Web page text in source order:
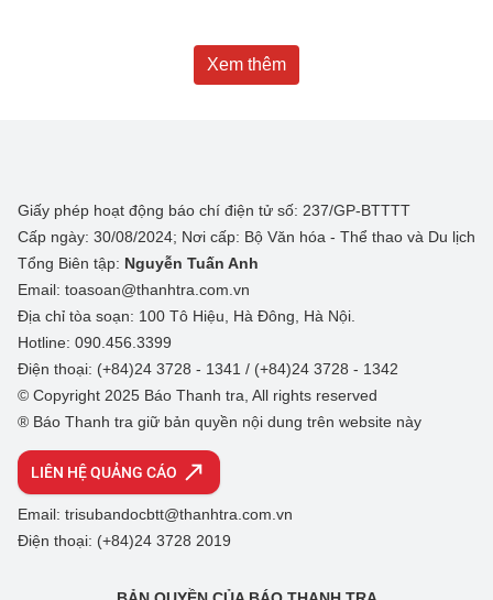
Xem thêm
Giấy phép hoạt động báo chí điện tử số: 237/GP-BTTTT
Cấp ngày: 30/08/2024; Nơi cấp: Bộ Văn hóa - Thể thao và Du lịch
Tổng Biên tập: Nguyễn Tuấn Anh
Email: toasoan@thanhtra.com.vn
Địa chỉ tòa soạn: 100 Tô Hiệu, Hà Đông, Hà Nội.
Hotline: 090.456.3399
Điện thoại: (+84)24 3728 - 1341 / (+84)24 3728 - 1342
© Copyright 2025 Báo Thanh tra, All rights reserved
® Báo Thanh tra giữ bản quyền nội dung trên website này
LIÊN HỆ QUẢNG CÁO
Email: trisubandocbtt@thanhtra.com.vn
Điện thoại: (+84)24 3728 2019